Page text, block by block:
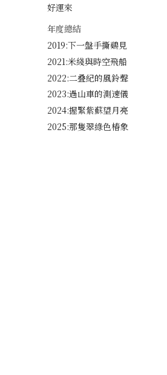
好運來
年度總結
2019:下一盤手撕鷄見
2021:米綫與時空飛船
2022:二叠紀的風鈴聲
2023:過山車的測速儀
2024:握緊紫蘇望月亮
2025:那隻翠綠色椿象